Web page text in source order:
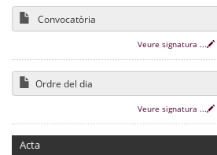
Convocatòria
Veure signatura ...
Ordre del dia
Veure signatura ...
Acta